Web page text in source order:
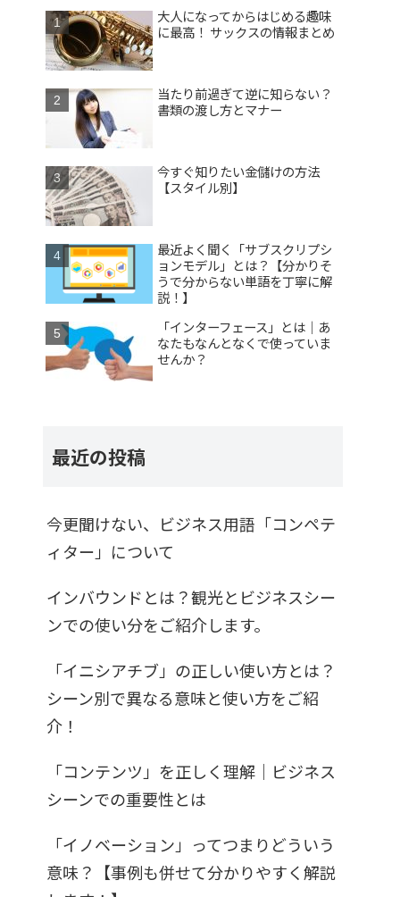
大人になってからはじめる趣味
に最高！ サックスの情報まとめ
当たり前過ぎて逆に知らない？
書類の渡し方とマナー
今すぐ知りたい金儲けの方法
【スタイル別】
最近よく聞く「サブスクリプシ
ョンモデル」とは？【分かりそ
うで分からない単語を丁寧に解
説！】
「インターフェース」とは｜あ
なたもなんとなくで使っていま
せんか？
最近の投稿
今更聞けない、ビジネス用語「コンペテ
ィター」について
インバウンドとは？観光とビジネスシー
ンでの使い分をご紹介します。
「イニシアチブ」の正しい使い方とは？
シーン別で異なる意味と使い方をご紹
介！
「コンテンツ」を正しく理解｜ビジネス
シーンでの重要性とは
「イノベーション」ってつまりどういう
意味？【事例も併せて分かりやすく解説